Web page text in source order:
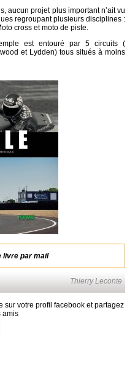
aucun projet plus important n’ait vu
regroupant plusieurs disciplines :
cross et moto de piste.
est entouré par 5 circuits (
et Lydden) tous situés à moins
livre par mail
Thierry Leconte
sur votre profil facebook et partagez
amis